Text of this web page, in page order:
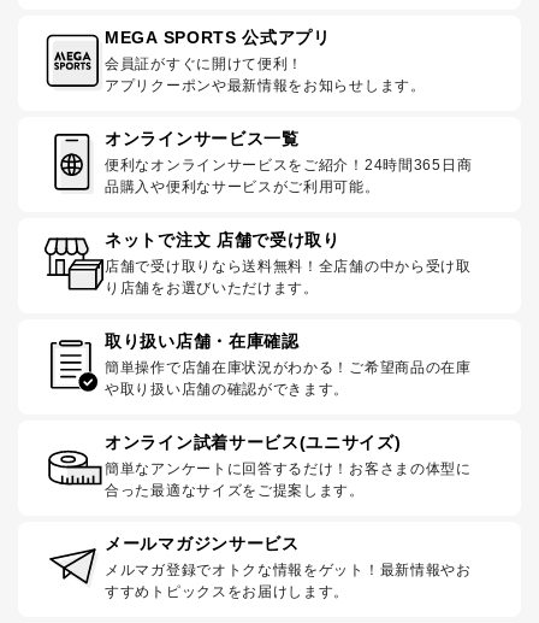
MEGA SPORTS 公式アプリ
会員証がすぐに開けて便利！
アプリクーポンや最新情報をお知らせします。
オンラインサービス一覧
便利なオンラインサービスをご紹介！24時間365日商
品購入や便利なサービスがご利用可能。
ネットで注文 店舗で受け取り
店舗で受け取りなら送料無料！全店舗の中から受け取
り店舗をお選びいただけます。
取り扱い店舗・在庫確認
簡単操作で店舗在庫状況がわかる！ご希望商品の在庫
や取り扱い店舗の確認ができます。
オンライン試着サービス(ユニサイズ)
簡単なアンケートに回答するだけ！お客さまの体型に
合った最適なサイズをご提案します。
メールマガジンサービス
メルマガ登録でオトクな情報をゲット！最新情報やお
すすめトピックスをお届けします。